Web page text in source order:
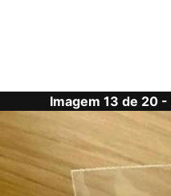
Imagem 13 de 20 -